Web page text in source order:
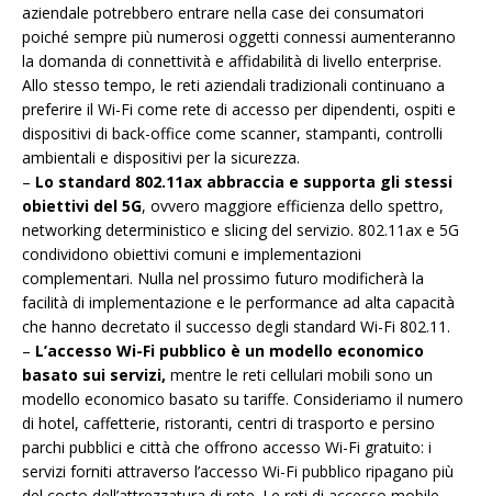
aziendale potrebbero entrare nella case dei consumatori
poiché sempre più numerosi oggetti connessi aumenteranno
la domanda di connettività e affidabilità di livello enterprise.
Allo stesso tempo, le reti aziendali tradizionali continuano a
preferire il Wi-Fi come rete di accesso per dipendenti, ospiti e
dispositivi di back-office come scanner, stampanti, controlli
ambientali e dispositivi per la sicurezza.
– Lo standard 802.11ax abbraccia e supporta gli stessi
obiettivi del 5G, ovvero maggiore efficienza dello spettro,
networking deterministico e slicing del servizio. 802.11ax e 5G
condividono obiettivi comuni e implementazioni
complementari. Nulla nel prossimo futuro modificherà la
facilità di implementazione e le performance ad alta capacità
che hanno decretato il successo degli standard Wi-Fi 802.11.
– L’accesso Wi-Fi pubblico è un modello economico
basato sui servizi, mentre le reti cellulari mobili sono un
modello economico basato su tariffe. Consideriamo il numero
di hotel, caffetterie, ristoranti, centri di trasporto e persino
parchi pubblici e città che offrono accesso Wi-Fi gratuito: i
servizi forniti attraverso l’accesso Wi-Fi pubblico ripagano più